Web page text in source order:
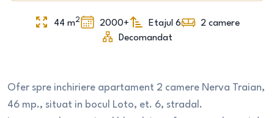
44 m2 2000+ Etajul 6 2 camere
Decomandat
Ofer spre inchiriere apartament 2 camere Nerva Traian,
46 mp., situat in bocul Loto, et. 6, stradal.